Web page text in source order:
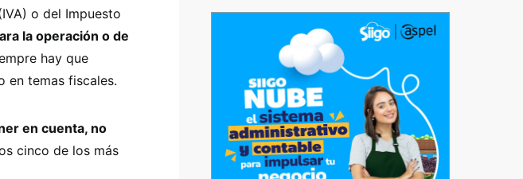
o del Impuesto
la operación o de
hay que
en temas fiscales.
en cuenta, no
cinco de los más